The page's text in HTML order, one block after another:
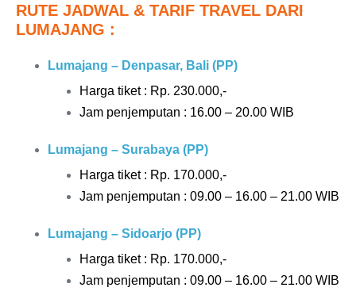
RUTE JADWAL & TARIF TRAVEL DARI
LUMAJANG :
Lumajang – Denpasar, Bali (PP)
Harga tiket : Rp. 230.000,-
Jam penjemputan : 16.00 – 20.00 WIB
Lumajang – Surabaya (PP)
Harga tiket : Rp. 170.000,-
Jam penjemputan : 09.00 – 16.00 – 21.00 WIB
Lumajang – Sidoarjo (PP)
Harga tiket : Rp. 170.000,-
Jam penjemputan : 09.00 – 16.00 – 21.00 WIB